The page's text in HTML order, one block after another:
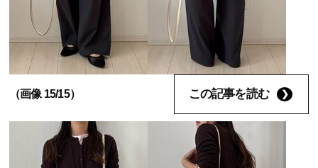
（画像 15/15） この記事を読む